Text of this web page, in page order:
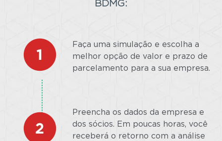
BDMG:
Faça uma simulação e escolha a
melhor opção de valor e prazo de
parcelamento para a sua empresa.
Preencha os dados da empresa e
dos sócios. Em poucas horas, você
receberá o retorno com a análise